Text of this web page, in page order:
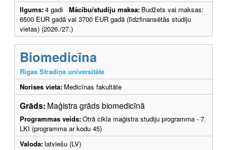
Ilgums:4 gadi Mācību/studiju maksa: Budžets vai maksas:
6500 EUR gadā vai 3700 EUR gadā (līdzfinansētās studiju
vietas) (2026./27.)
Biomedicīna
Rīgas Stradiņa universitāte
Norises vieta: Medicīnas fakultāte
Grāds: Maģistra grāds biomedicīnā
Programmas veids:Otrā cikla maģistra studiju programma - 7.
LKI (programma ar kodu 45)
Valoda:latviešu (LV)